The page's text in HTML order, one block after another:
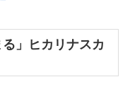
」ヒカリナスカ